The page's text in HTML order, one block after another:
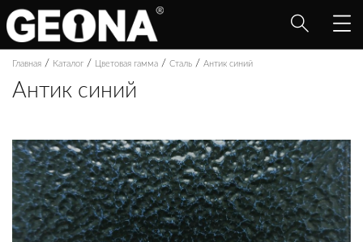
Главная / Каталог / Цветовая гамма / Сталь / Антик синий
Антик синий